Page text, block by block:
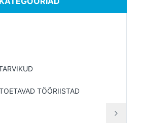
TÖÖRIISTAD